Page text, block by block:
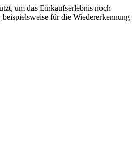
um das Einkaufserlebnis noch
beispielsweise für die Wiedererkennung